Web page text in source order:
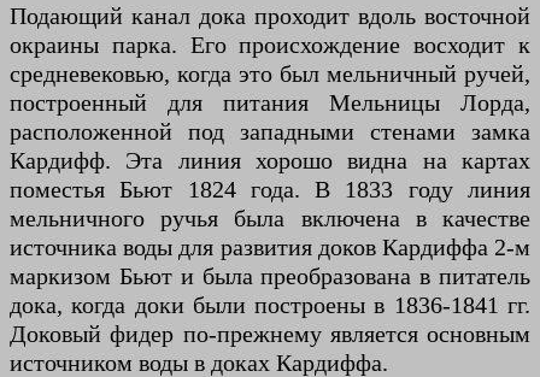
Подающий канал дока проходит вдоль восточной
окраины парка. Его происхождение восходит к
средневековью, когда это был мельничный ручей,
построенный для питания Мельницы Лорда,
расположенной под западными стенами замка
Кардифф. Эта линия хорошо видна на картах
поместья Бьют 1824 года. В 1833 году линия
мельничного ручья была включена в качестве
источника воды для развития доков Кардиффа 2-м
маркизом Бьют и была преобразована в питатель
дока, когда доки были построены в 1836-1841 гг.
Доковый фидер по-прежнему является основным
источником воды в доках Кардиффа.